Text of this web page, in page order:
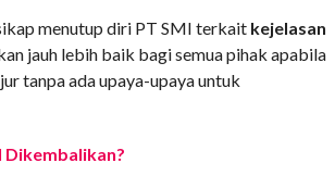
menutup diri PT SMI terkait kejelasan
jauh lebih baik bagi semua pihak apabila
tanpa ada upaya-upaya untuk
Dikembalikan?